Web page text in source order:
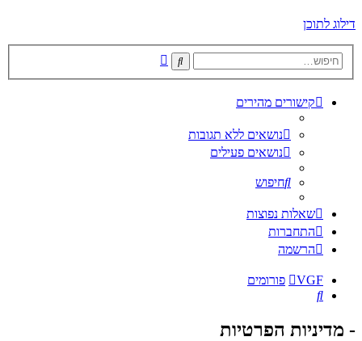
דילוג לתוכן
חיפוש
קישורים מהירים
נושאים ללא תגובות
נושאים פעילים
חיפוש
שאלות נפוצות
התחברות
הרשמה
VGF
פורומים
חיפוש
- מדיניות הפרטיות